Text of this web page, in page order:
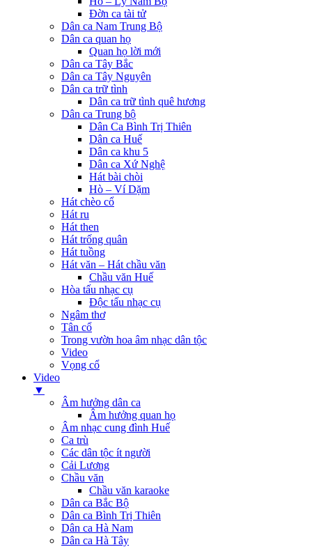
Đờn ca tài tử
Dân ca Nam Trung Bộ
Dân ca quan họ
Quan họ lời mới
Dân ca Tây Bắc
Dân ca Tây Nguyên
Dân ca trữ tình
Dân ca trữ tình quê hương
Dân ca Trung bộ
Dân Ca Bình Trị Thiên
Dân ca Huế
Dân ca khu 5
Dân ca Xứ Nghệ
Hát bài chòi
Hò – Ví Dặm
Hát chèo cổ
Hát ru
Hát then
Hát trống quân
Hát tuồng
Hát văn – Hát chầu văn
Chầu văn Huế
Hòa tấu nhạc cụ
Độc tấu nhạc cụ
Ngâm thơ
Tân cổ
Trong vườn hoa âm nhạc dân tộc
Video
Vọng cổ
Video
▼
Âm hưởng dân ca
Âm hưởng quan họ
Âm nhạc cung đình Huế
Ca trù
Các dân tộc ít người
Cải Lương
Chầu văn
Chầu văn karaoke
Dân ca Bắc Bộ
Dân ca Bình Trị Thiên
Dân ca Hà Nam
Dân ca Hà Tây